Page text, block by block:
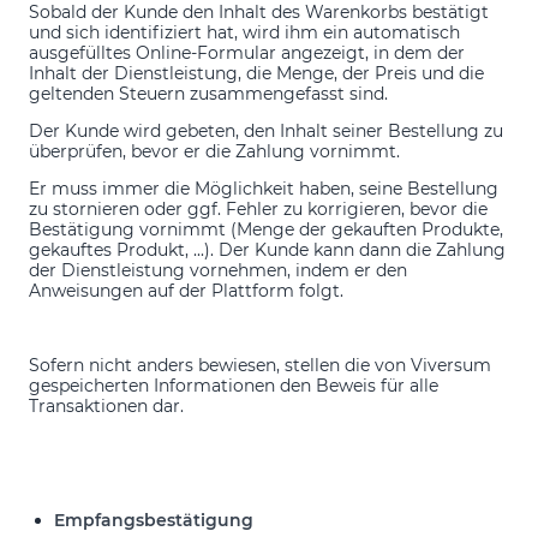
Sobald der Kunde den Inhalt des Warenkorbs bestätigt
und sich identifiziert hat, wird ihm ein automatisch
ausgefülltes Online-Formular angezeigt, in dem der
Inhalt der Dienstleistung, die Menge, der Preis und die
geltenden Steuern zusammengefasst sind.
Der Kunde wird gebeten, den Inhalt seiner Bestellung zu
überprüfen, bevor er die Zahlung vornimmt.
Er muss immer die Möglichkeit haben, seine Bestellung
zu stornieren oder ggf. Fehler zu korrigieren, bevor die
Bestätigung vornimmt (Menge der gekauften Produkte,
gekauftes Produkt, ...). Der Kunde kann dann die Zahlung
der Dienstleistung vornehmen, indem er den
Anweisungen auf der Plattform folgt.
Sofern nicht anders bewiesen, stellen die von Viversum
gespeicherten Informationen den Beweis für alle
Transaktionen dar.
Empfangsbestätigung